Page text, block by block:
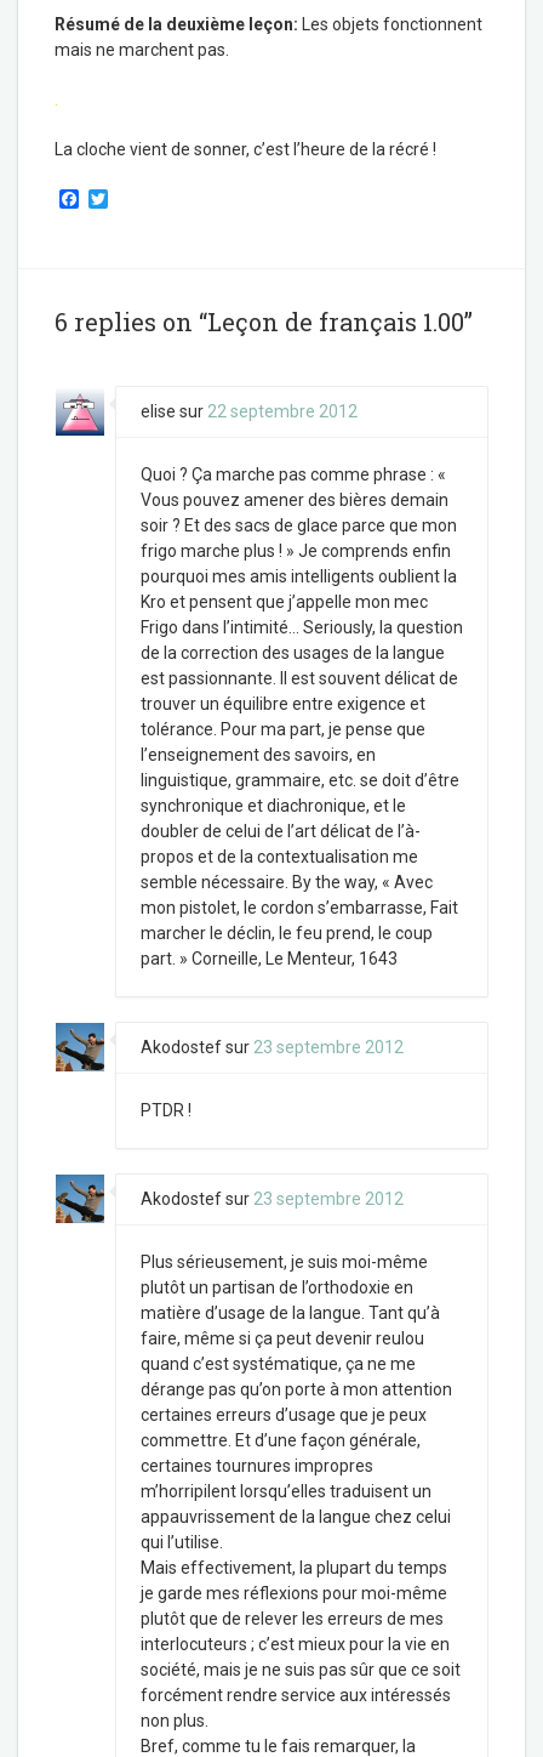
Résumé de la deuxième leçon: Les objets fonctionnent
mais ne marchent pas.
La cloche vient de sonner, c’est l’heure de la récré !
F
o
k
r
6 replies on “Leçon de français 1.00”
elise sur 22 septembre 2012
Quoi ? Ça marche pas comme phrase : «
Vous pouvez amener des bières demain
soir ? Et des sacs de glace parce que mon
frigo marche plus ! » Je comprends enfin
pourquoi mes amis intelligents oublient la
Kro et pensent que j’appelle mon mec
Frigo dans l’intimité… Seriously, la question
de la correction des usages de la langue
est passionnante. Il est souvent délicat de
trouver un équilibre entre exigence et
tolérance. Pour ma part, je pense que
l’enseignement des savoirs, en
linguistique, grammaire, etc. se doit d’être
synchronique et diachronique, et le
doubler de celui de l’art délicat de l’à-
propos et de la contextualisation me
semble nécessaire. By the way, « Avec
mon pistolet, le cordon s’embarrasse, Fait
marcher le déclin, le feu prend, le coup
part. » Corneille, Le Menteur, 1643
Akodostefsur 23 septembre 2012
PTDR !
Akodostefsur 23 septembre 2012
Plus sérieusement, je suis moi-même
plutôt un partisan de l’orthodoxie en
matière d’usage de la langue. Tant qu’à
faire, même si ça peut devenir reulou
quand c’est systématique, ça ne me
dérange pas qu’on porte à mon attention
certaines erreurs d’usage que je peux
commettre. Et d’une façon générale,
certaines tournures impropres
m’horripilent lorsqu’elles traduisent un
appauvrissement de la langue chez celui
qui l’utilise.
Mais effectivement, la plupart du temps
je garde mes réflexions pour moi-même
plutôt que de relever les erreurs de mes
interlocuteurs ; c’est mieux pour la vie en
société, mais je ne suis pas sûr que ce soit
forcément rendre service aux intéressés
non plus.
Bref, comme tu le fais remarquer, la